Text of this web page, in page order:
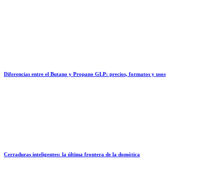
Diferencias entre el Butano y Propano GLP: precios, formatos y usos
Cerraduras inteligentes: la última frontera de la domótica